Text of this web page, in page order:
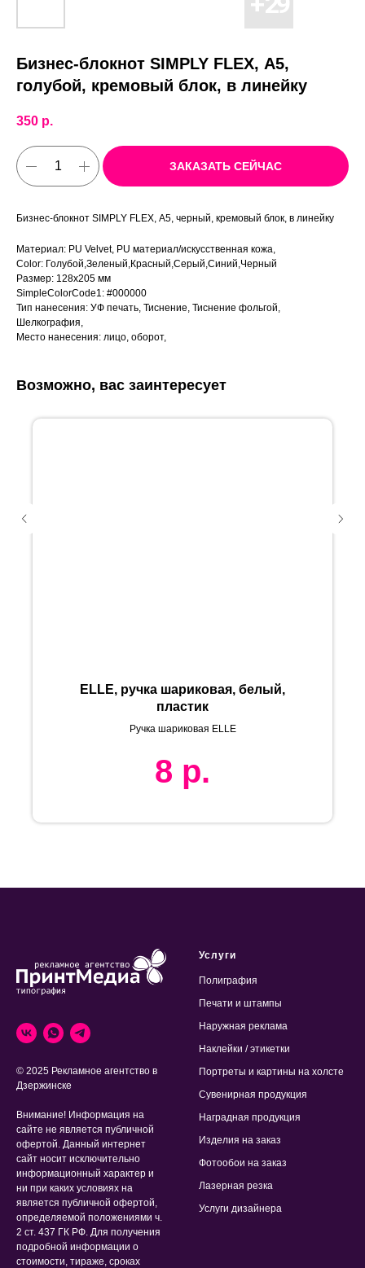
Бизнес-блокнот SIMPLY FLEX, А5,
голубой, кремовый блок, в линейку
350 р.
ЗАКАЗАТЬ СЕЙЧАС
Бизнес-блокнот SIMPLY FLEX, А5, черный, кремовый блок, в линейку
Материал: PU Velvet, PU материал/искусственная кожа,
Color: Голубой,Зеленый,Красный,Серый,Синий,Черный
Размер: 128х205 мм
SimpleColorCode1: #000000
Тип нанесения: УФ печать, Тиснение, Тиснение фольгой,
Шелкография,
Место нанесения: лицо, оборот,
Возможно, вас заинтересует
ELLE, ручка шариковая, белый,
пластик
Ручка шариковая ELLE
8 р.
© 2025 Рекламное агентство в
Дзержинске
Внимание! Информация на
сайте не является публичной
офертой. Данный интернет
сайт носит исключительно
информационный характер и
ни при каких условиях на
является публичной офертой,
определяемой положениями ч.
2 ст. 437 ГК РФ. Для получения
подробной информации о
стоимости, тираже, сроках
Услуги
Полиграфия
Печати и штампы
Наружная реклама
Наклейки / этикетки
Портреты и картины на холсте
Сувенирная продукция
Наградная продукция
Изделия на заказ
Фотообои на заказ
Лазерная резка
Услуги дизайнера